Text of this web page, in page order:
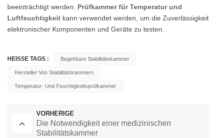
beeinträchtigt werden. Prüfkammer für Temperatur und
Luftfeuchtigkeit kann verwendet werden, um die Zuverlässigkeit
elektronischer Komponenten und Geräte zu testen.
HEISSE TAGS : Begehbare Stabilitätskammer
Hersteller Von Stabilitätskammern
Temperatur- Und Feuchtigkeitsprüfkammer
VORHERIGE
Die Notwendigkeit einer medizinischen
Stabilitätskammer